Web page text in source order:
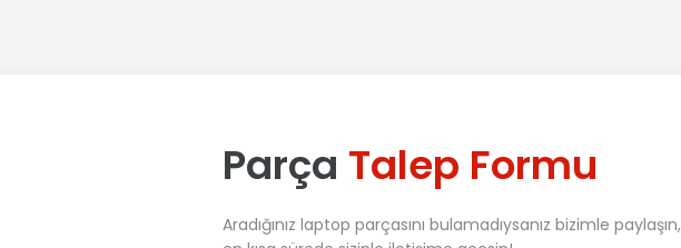
Parça Talep Formu
Aradığınız laptop parçasını bulamadıysanız bizimle